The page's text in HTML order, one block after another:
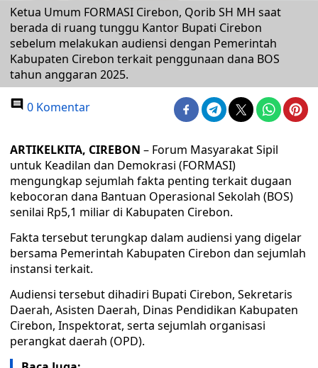
Ketua Umum FORMASI Cirebon, Qorib SH MH saat
berada di ruang tunggu Kantor Bupati Cirebon
sebelum melakukan audiensi dengan Pemerintah
Kabupaten Cirebon terkait penggunaan dana BOS
tahun anggaran 2025.
0 Komentar
ARTIKELKITA, CIREBON – Forum Masyarakat Sipil
untuk Keadilan dan Demokrasi (FORMASI)
mengungkap sejumlah fakta penting terkait dugaan
kebocoran dana Bantuan Operasional Sekolah (BOS)
senilai Rp5,1 miliar di Kabupaten Cirebon.
Fakta tersebut terungkap dalam audiensi yang digelar
bersama Pemerintah Kabupaten Cirebon dan sejumlah
instansi terkait.
Audiensi tersebut dihadiri Bupati Cirebon, Sekretaris
Daerah, Asisten Daerah, Dinas Pendidikan Kabupaten
Cirebon, Inspektorat, serta sejumlah organisasi
perangkat daerah (OPD).